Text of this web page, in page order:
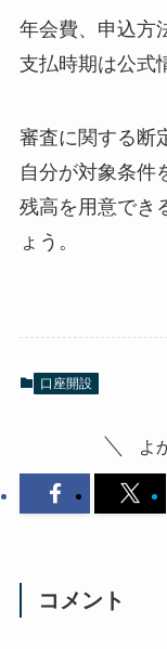
年会費、申込方
支払時期は公式
審査に関する断
自分が対象条件
残高を用意でき
ょう。
口座開設
よ
コメント